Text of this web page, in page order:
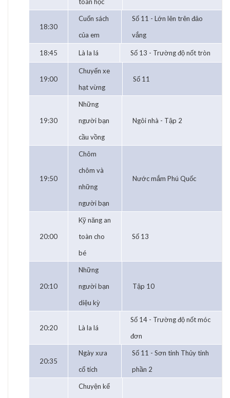
toán học
18:30
Cuốn sách
của em
Số 11 - Lớn lên trên đảo
vắng
18:45 Là la lá Số 13 - Trường độ nốt tròn
19:00
Chuyến xe
hạt vừng
Số 11
19:30
Những
người bạn
cầu vồng
Ngôi nhà - Tập 2
19:50
Chôm
chôm và
những
người bạn
Nước mắm Phú Quốc
20:00
Kỹ năng an
toàn cho
bé
Số 13
20:10
Những
người bạn
diệu kỳ
Tập 10
20:20 Là la lá
Số 14 - Trường độ nốt móc
đơn
20:35
Ngày xưa
cổ tích
Số 11 - Sơn tinh Thủy tinh
phần 2
Chuyện kể